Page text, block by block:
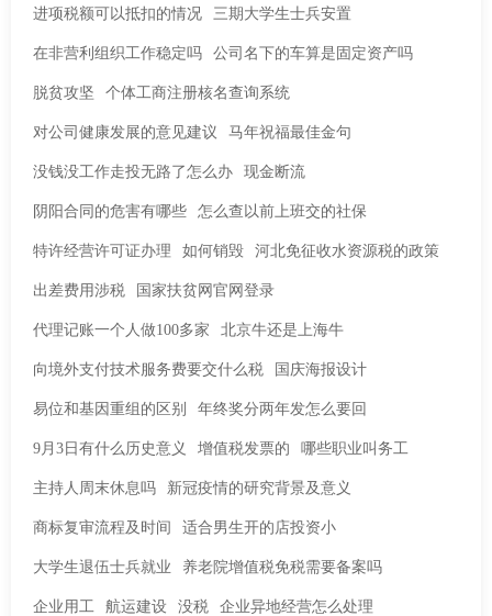
进项税额可以抵扣的情况 三期大学生士兵安置
在非营利组织工作稳定吗 公司名下的车算是固定资产吗
脱贫攻坚 个体工商注册核名查询系统
对公司健康发展的意见建议 马年祝福最佳金句
没钱没工作走投无路了怎么办 现金断流
阴阳合同的危害有哪些 怎么查以前上班交的社保
特许经营许可证办理 如何销毁 河北免征收水资源税的政策
出差费用涉税 国家扶贫网官网登录
代理记账一个人做100多家 北京牛还是上海牛
向境外支付技术服务费要交什么税 国庆海报设计
易位和基因重组的区别 年终奖分两年发怎么要回
9月3日有什么历史意义 增值税发票的 哪些职业叫务工
主持人周末休息吗 新冠疫情的研究背景及意义
商标复审流程及时间 适合男生开的店投资小
大学生退伍士兵就业 养老院增值税免税需要备案吗
企业用工 航运建设 没税 企业异地经营怎么处理